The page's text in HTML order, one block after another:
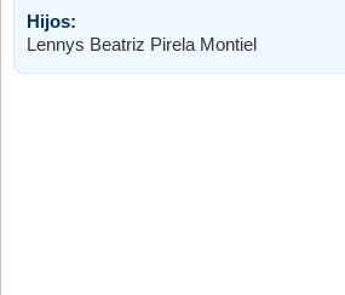
Hijos:
Lennys Beatriz Pirela Montiel